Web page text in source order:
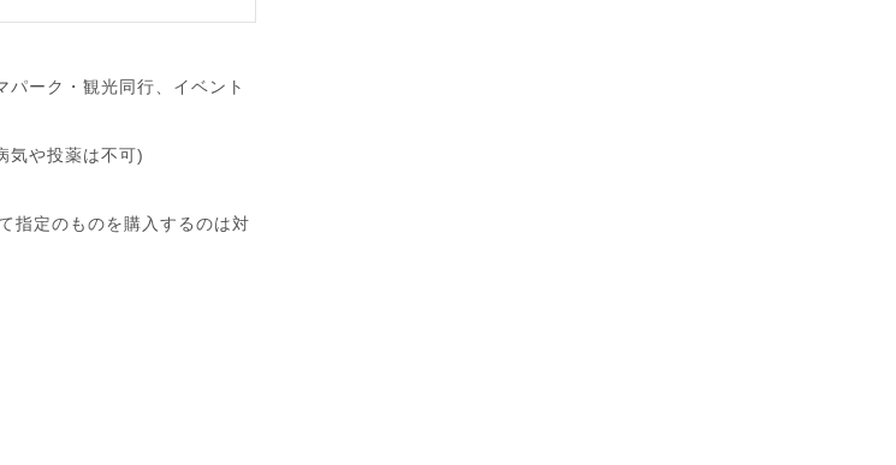
ーク・観光同行、イベント
気や投薬は不可)
指定のものを購入するのは対